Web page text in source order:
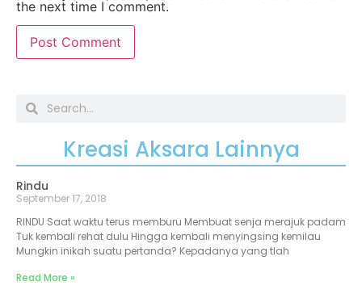
the next time I comment.
Kreasi Aksara Lainnya
Rindu
September 17, 2018
RINDU Saat waktu terus memburu Membuat senja merajuk padam
Tuk kembali rehat dulu Hingga kembali menyingsing kemilau
Mungkin inikah suatu pertanda? Kepadanya yang tlah
Read More »